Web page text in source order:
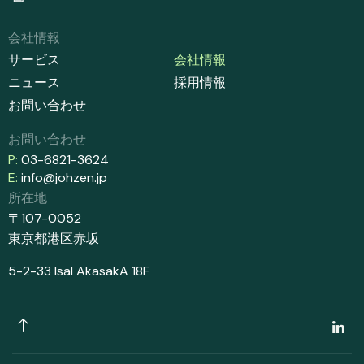
会社情報
サービス
ニュース
お問い合わせ
会社情報
採用情報
お問い合わせ
P: 03-6821-3624
E: info@johzen.jp
所在地​
〒107-0052
東京都港区赤坂
5-2-33 IsaI AkasakA 18F